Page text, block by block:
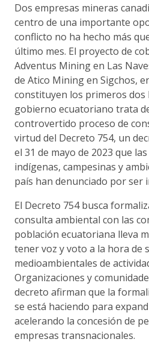
Dos empresas mineras
centro de una importante
conflicto no ha hecho más
último mes. El proyecto de
Adventus Mining en Las
de Atico Mining en Sigchos,
constituyen los primeros dos
gobierno ecuatoriano trata
controvertido proceso de
virtud del Decreto 754, un
el 31 de mayo de 2023 que
indígenas, campesinas y
país han denunciado por ser
El Decreto 754 busca
consulta ambiental con las
población ecuatoriana lleva
tener voz y voto a la hora de
medioambientales de
Organizaciones y
decreto afirman que la
se está haciendo para
acelerando la concesión de
empresas transnacionales.